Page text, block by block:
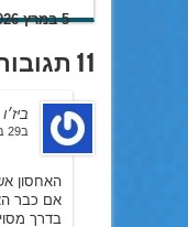
5 במרץ 2026
11 תגובות
ביז׳ו
ב29 באפריל 2015
האחסון
אם כבר
בדרך